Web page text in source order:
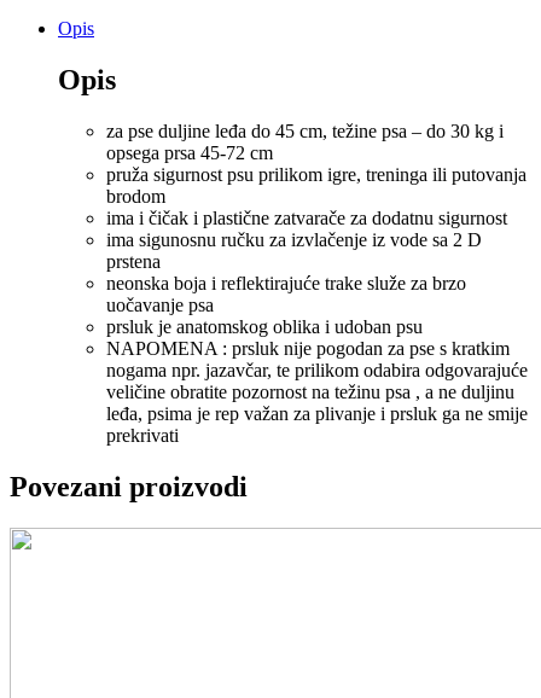
Opis
Opis
za pse duljine leđa do 45 cm, težine psa – do 30 kg i
opsega prsa 45-72 cm
pruža sigurnost psu prilikom igre, treninga ili putovanja
brodom
ima i čičak i plastične zatvarače za dodatnu sigurnost
ima sigunosnu ručku za izvlačenje iz vode sa 2 D
prstena
neonska boja i reflektirajuće trake služe za brzo
uočavanje psa
prsluk je anatomskog oblika i udoban psu
NAPOMENA : prsluk nije pogodan za pse s kratkim
nogama npr. jazavčar, te prilikom odabira odgovarajuće
veličine obratite pozornost na težinu psa , a ne duljinu
leđa, psima je rep važan za plivanje i prsluk ga ne smije
prekrivati
Povezani proizvodi